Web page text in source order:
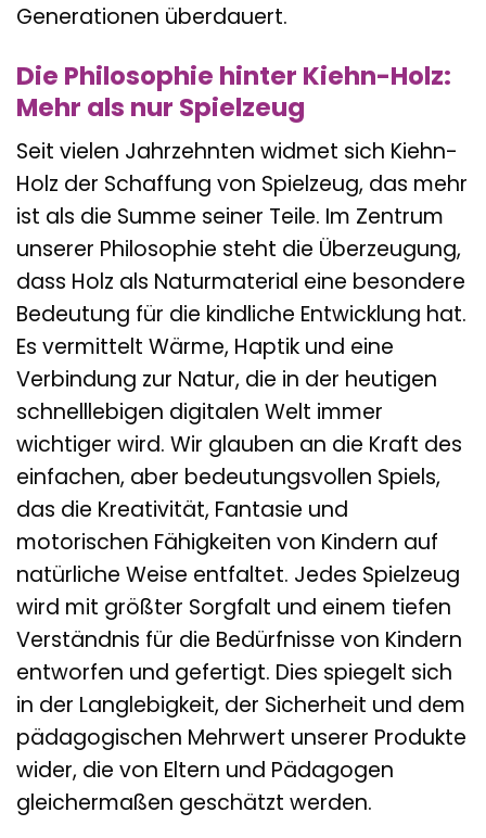
Generationen überdauert.
Die Philosophie hinter Kiehn-Holz:
Mehr als nur Spielzeug
Seit vielen Jahrzehnten widmet sich Kiehn-
Holz der Schaffung von Spielzeug, das mehr
ist als die Summe seiner Teile. Im Zentrum
unserer Philosophie steht die Überzeugung,
dass Holz als Naturmaterial eine besondere
Bedeutung für die kindliche Entwicklung hat.
Es vermittelt Wärme, Haptik und eine
Verbindung zur Natur, die in der heutigen
schnelllebigen digitalen Welt immer
wichtiger wird. Wir glauben an die Kraft des
einfachen, aber bedeutungsvollen Spiels,
das die Kreativität, Fantasie und
motorischen Fähigkeiten von Kindern auf
natürliche Weise entfaltet. Jedes Spielzeug
wird mit größter Sorgfalt und einem tiefen
Verständnis für die Bedürfnisse von Kindern
entworfen und gefertigt. Dies spiegelt sich
in der Langlebigkeit, der Sicherheit und dem
pädagogischen Mehrwert unserer Produkte
wider, die von Eltern und Pädagogen
gleichermaßen geschätzt werden.